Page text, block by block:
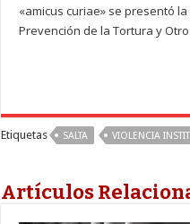
«amicus curiae» se presentó
Prevención de la Tortura y
Etiquetas SALTA VIOLENCIA
Artículos